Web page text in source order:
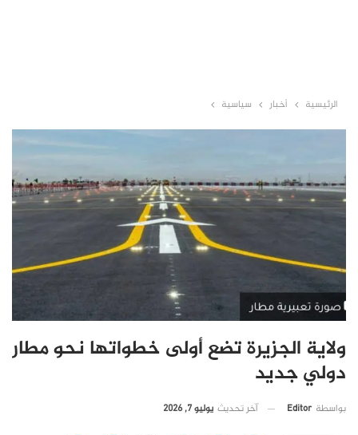
الرئيسية أخبار سياسية
ولاية الجزيرة تضع أولى خطواتها نحو مطار
دولي جديد
بواسطة Editor آخر تحديث يوليو 7, 2026